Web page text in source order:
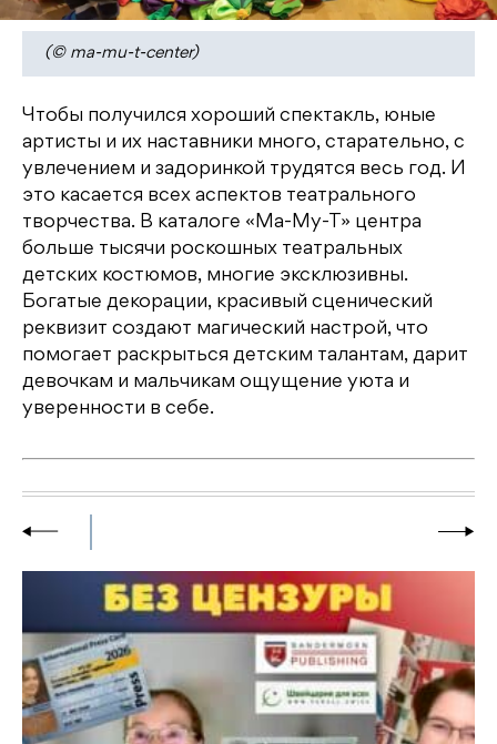
(© ma-mu-t-center)
Чтобы получился хороший спектакль, юные
артисты и их наставники много, старательно, с
увлечением и задоринкой трудятся весь год. И
это касается всех аспектов театрального
творчества. В каталоге «Ма-Му-Т» центра
больше тысячи роскошных театральных
детских костюмов, многие эксклюзивны.
Богатые декорации, красивый сценический
реквизит создают магический настрой, что
помогает раскрыться детским талантам, дарит
девочкам и мальчикам ощущение уюта и
уверенности в себе.